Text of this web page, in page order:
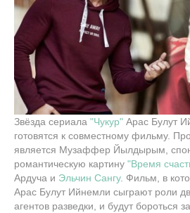
Звёзда сериала "Чукур" Арас Булут
готовятся к совместному фильму.
является Музаффер Йылдырым,
романтическую картину "Время
Ардуча и Эльчин Сангу. Фильм, в
Арас Булут Ийнемли сыграют роли
агентов разведки, и будут бороться